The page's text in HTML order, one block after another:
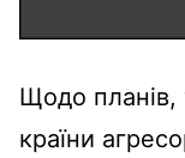
Щодо планів,
країни